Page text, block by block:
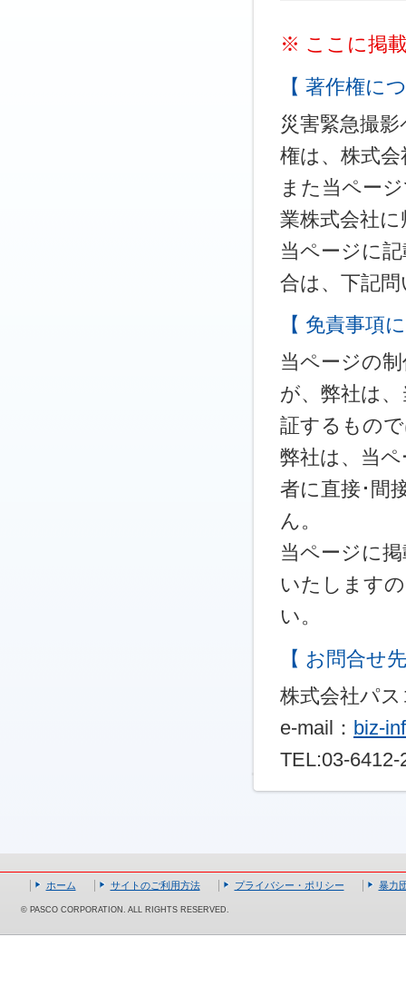
※ ここに掲
【 著作権に
災害緊急撮
権は、株式
また当ペー
業株式会社
当ページに
合は、下記
【 免責事項
当ページの
が、弊社は
証するもの
弊社は、当
者に直接･間
ん。
当ページに
いたします
い。
【 お問合せ
株式会社パ
e-mail： biz-
TEL:03-6412-
ホーム サイトのご利用方法 プライバシー・ポリシー 暴力
© PASCO CORPORATION. ALL RIGHTS RESERVED.